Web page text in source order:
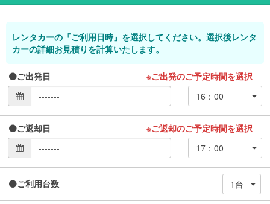
レンタカーの『ご利用日時』を選択してください。選択後レンタ
カーの詳細お見積りを計算いたします。
ご出発日 ※ご出発のご予定時間を選択
ご返却日 ※ご返却のご予定時間を選択
ご利用台数